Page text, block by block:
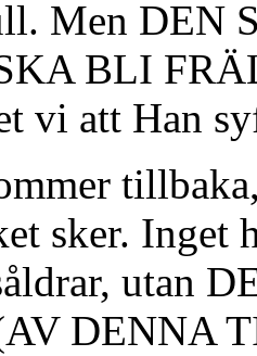
Men
BLI
vi att Han
sker. Inget
utan
DENNA